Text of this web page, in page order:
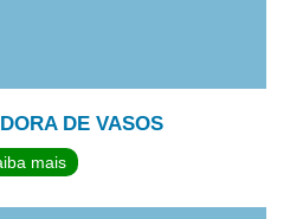
DE VASOS
mais